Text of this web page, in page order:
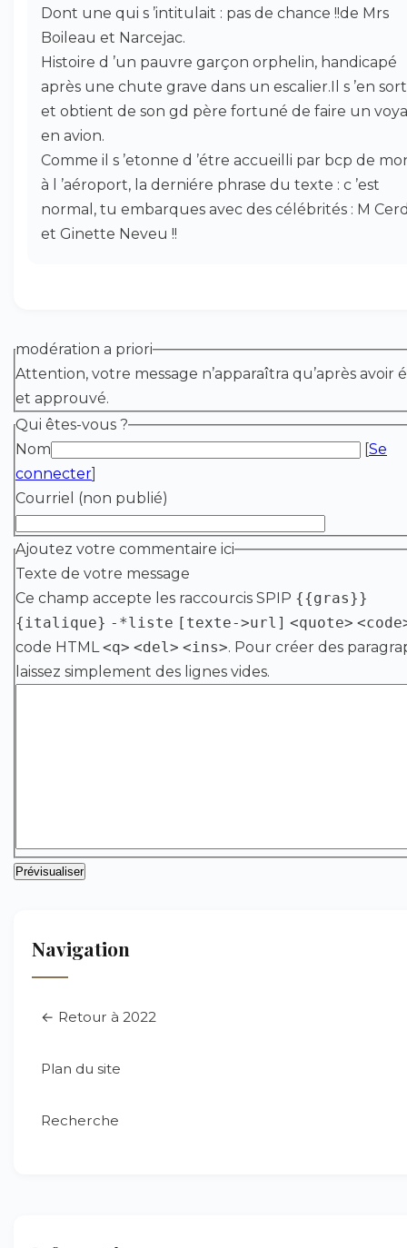
Dont une qui s ’intitulait : pas de chance !!de Mrs
Boileau et Narcejac.
Histoire d ’un pauvre garçon orphelin, handicapé
après une chute grave dans un escalier.Il s ’en
et obtient de son gd père fortuné de faire un
en avion.
Comme il s ’etonne d ’étre accueilli par bcp de
à l ’aéroport, la derniére phrase du texte : c ’est
normal, tu embarques avec des célébrités : M
et Ginette Neveu !!
modération a priori
Attention, votre message n’apparaîtra qu’après avoir
et approuvé.
Qui êtes-vous ?
Nom
[Se
connecter]
Courriel (non publié)
Ajoutez votre commentaire ici
Texte de votre message
Ce champ accepte les raccourcis SPIP {{gras}}
{italique} -*liste [texte->url] <quote>
code HTML<q> <del> <ins>. Pour créer des
laissez simplement des lignes vides.
Navigation
← Retour à 2022
Plan du site
Recherche